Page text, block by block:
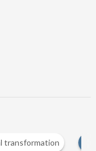
transformation